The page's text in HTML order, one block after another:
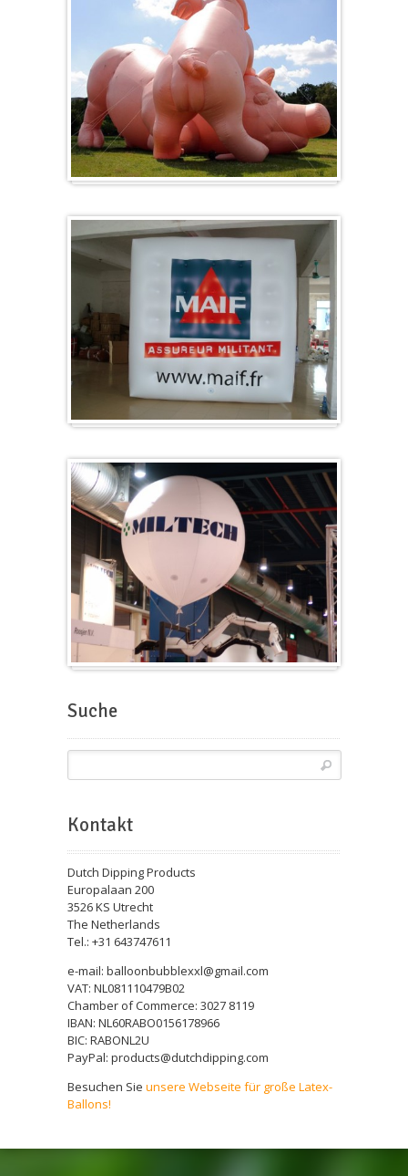
Suche
Kontakt
Dutch Dipping Products
Europalaan 200
3526 KS Utrecht
The Netherlands
Tel.: +31 643747611
e-mail: balloonbubblexxl@gmail.com
VAT: NL081110479B02
Chamber of Commerce: 3027 8119
IBAN: NL60RABO0156178966
BIC: RABONL2U
PayPal: products@dutchdipping.com
Besuchen Sie unsere Webseite für große Latex-
Ballons!